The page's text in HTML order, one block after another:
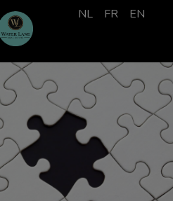
NL FR EN